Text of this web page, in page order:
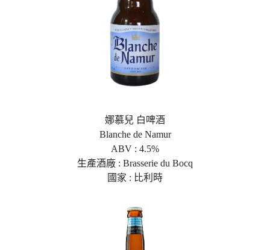
娜慕兒 白啤酒
Blanche de Namur
ABV : 4.5%
生產酒廠 : Brasserie du Bocq
國家 : 比利時